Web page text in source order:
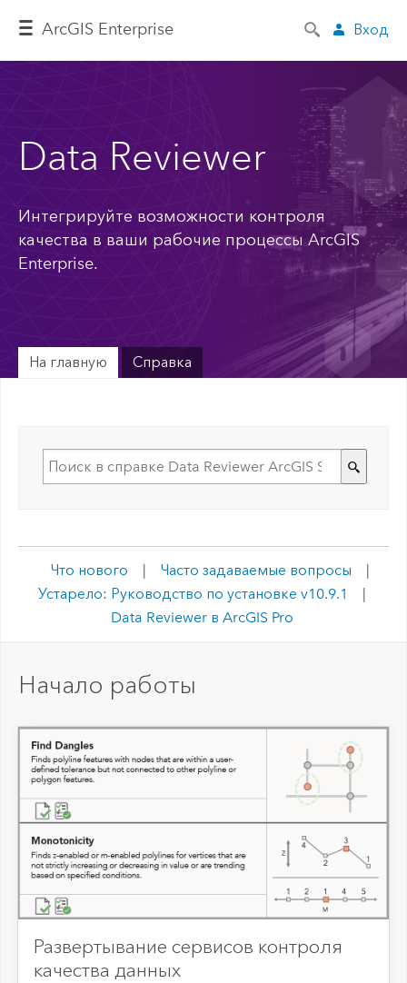
ArcGIS Enterprise Вход
Data Reviewer
Интегрируйте возможности контроля
качества в ваши рабочие процессы ArcGIS
Enterprise.
На главную Справка
Что нового | Часто задаваемые вопросы |
Устарело: Руководство по установке v10.9.1
|
Data Reviewer в ArcGIS Pro
Начало работы
Развертывание сервисов контроля
качества данных